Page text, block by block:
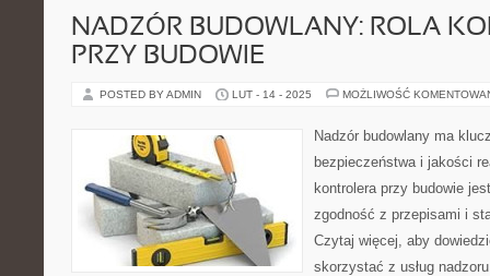
NADZÓR BUDOWLANY: ROLA
PRZY BUDOWIE
POSTED BY ADMIN LUT - 14 - 2025 MOŻLIWOŚĆ
Nadzór budowlany ma
bezpieczeństwa i jakości
kontrolera przy budowie
zgodność z przepisami i
Czytaj więcej, aby
skorzystać z usług